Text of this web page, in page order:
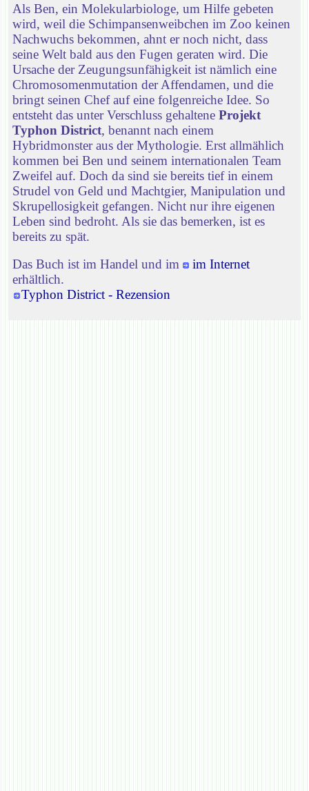
Als Ben, ein Molekularbiologe, um Hilfe gebeten
wird, weil die Schimpansenweibchen im Zoo keinen
Nachwuchs bekommen, ahnt er noch nicht, dass
seine Welt bald aus den Fugen geraten wird. Die
Ursache der Zeugungsunfähigkeit ist nämlich eine
Chromosomenmutation der Affendamen, und die
bringt seinen Chef auf eine folgenreiche Idee. So
entsteht das unter Verschluss gehaltene Projekt
Typhon District, benannt nach einem
Hybridmonster aus der Mythologie. Erst allmählich
kommen bei Ben und seinem internationalen Team
Zweifel auf. Doch da sind sie bereits tief in einem
Strudel von Geld und Machtgier, Manipulation und
Skrupellosigkeit gefangen. Nicht nur ihre eigenen
Leben sind bedroht. Als sie das bemerken, ist es
bereits zu spät.
Das Buch ist im Handel und im
im Internet
erhältlich.
Typhon District - Rezension